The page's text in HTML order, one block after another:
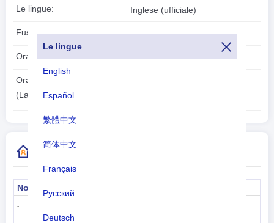
Le lingue
English
Español
繁體中文
简体中文
Français
Русский
Deutsch
Le lingue: Inglese (ufficiale)
Fuso orario: UTC/GMT -4 Ore
Ora legale: Non applicabile
Ora locale:
(La Valle)
Ulteriori informazioni sul codice paese
Nome formale
-